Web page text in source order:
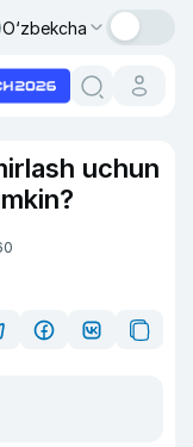
O‘zbekcha
uchun